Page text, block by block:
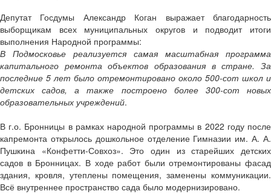
Депутат Госдумы Александр Коган выражает благодарность
выборщикам всех муниципальных округов и подводит итоги
выполнения Народной программы:
В Подмосковье реализуется самая масштабная программа
капитального ремонта объектов образования в стране. За
последние 5 лет было отремонтировано около 500-сот школ и
детских садов, а также построено более 300-сот новых
образовательных учреждений.
В г.о. Бронницы в рамках народной программы в 2022 году после
капремонта открылось дошкольное отделение Гимназии им. А. А.
Пушкина «Конфетти-Совхоз». Это один из старейших детских
садов в Бронницах. В ходе работ были отремонтированы фасад
здания, кровля, утеплены помещения, заменены коммуникации.
Всё внутреннее пространство сада было модернизировано.